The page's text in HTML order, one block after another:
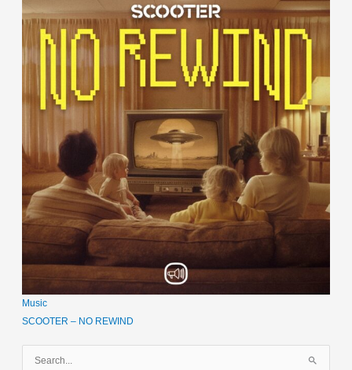
Music
SCOOTER – NO REWIND